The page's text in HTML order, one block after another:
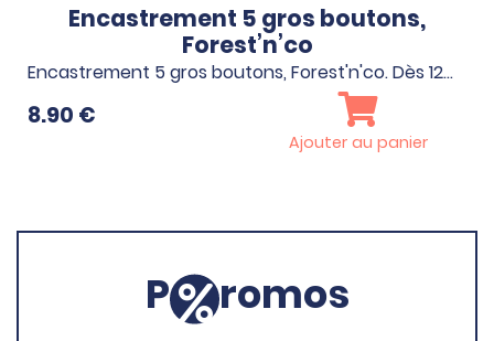
Encastrement 5 gros boutons,
Forest’n’co
Encastrement 5 gros boutons, Forest'n'co. Dès 12…
8.90 €
Ajouter au panier
P romos